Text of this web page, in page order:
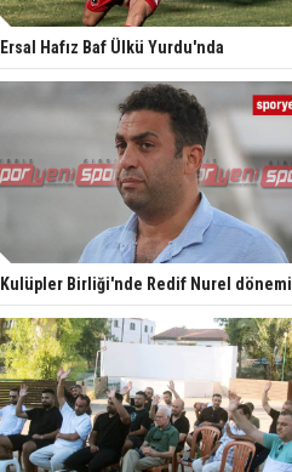
Ersal Hafız Baf Ülkü Yurdu'nda
Kulüpler Birliği'nde Redif Nurel dönemi